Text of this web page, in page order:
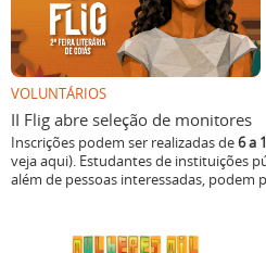
VOLUNTÁRIOS
II Flig abre seleção de monitores
Inscrições podem ser realizadas de6 a
veja aqui). Estudantes de instituições
além de pessoas interessadas, podem